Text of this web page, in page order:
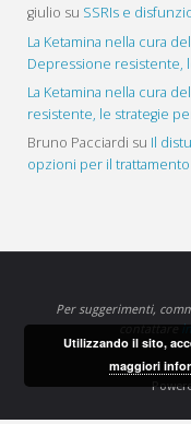
giulio su SSRIs e
La Ketamina nella cura
Depressione resistente,
La Ketamina nella cura
resistente, le strategie
Bruno Pacciardi su Il
opzioni per il trattamento
Per suggerimenti,
contattare
Utilizzando il sito,
maggiori